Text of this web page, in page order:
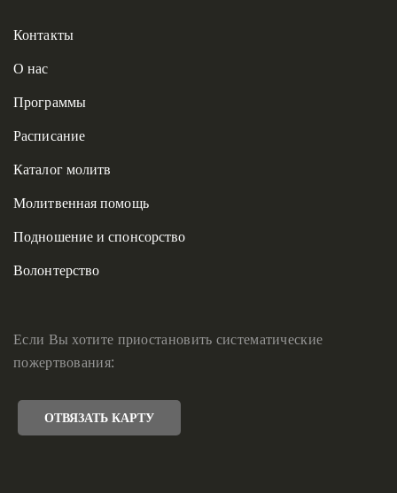
Контакты
О нас
Программы
Расписание
Каталог молитв
Молитвенная помощь
Подношение и спонсорство
Волонтерство
Если Вы хотите приостановить систематические
пожертвования:
ОТВЯЗАТЬ КАРТУ